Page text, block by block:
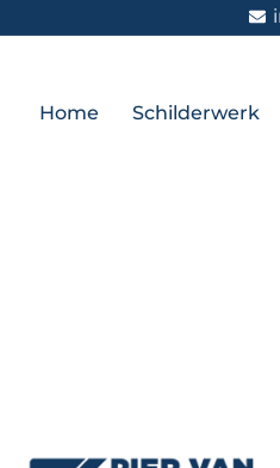
Home Schilderwerk